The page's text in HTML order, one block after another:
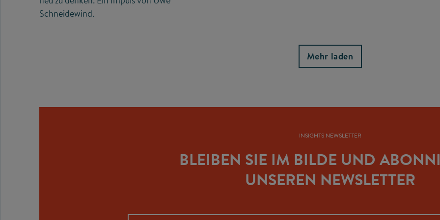
Schneidewind.
Mehr laden
INSIGHTS NEWSLETTER
BLEIBEN SIE IM BILDE UND
UNSEREN NEWSLETTER